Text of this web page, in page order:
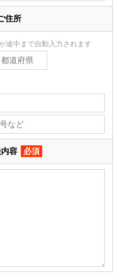
住所
途中まで自動入力されます
容 必須